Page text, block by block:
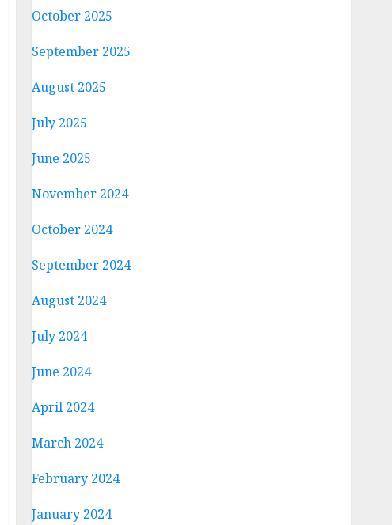
October 2025
September 2025
August 2025
July 2025
June 2025
November 2024
October 2024
September 2024
August 2024
July 2024
June 2024
April 2024
March 2024
February 2024
January 2024